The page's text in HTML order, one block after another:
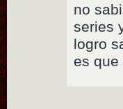
no
series
logro
es